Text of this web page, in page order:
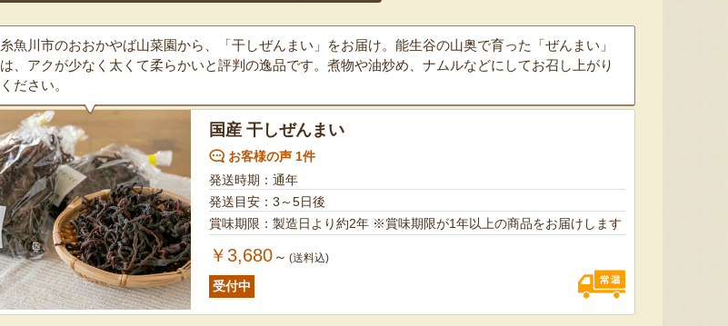
糸魚川市のおおかやば山菜園から、「干しぜんまい」をお届け。能生谷の山奥で育った「ぜんまい」
は、アクが少なく太くて柔らかいと評判の逸品です。煮物や油炒め、ナムルなどにしてお召し上がり
ください。
国産 干しぜんまい
お客様の声 1件
発送時期：通年
発送目安：3～5日後
賞味期限：製造日より約2年 ※賞味期限が1年以上の商品をお届けします
￥3,680 ～ (送料込)
受付中